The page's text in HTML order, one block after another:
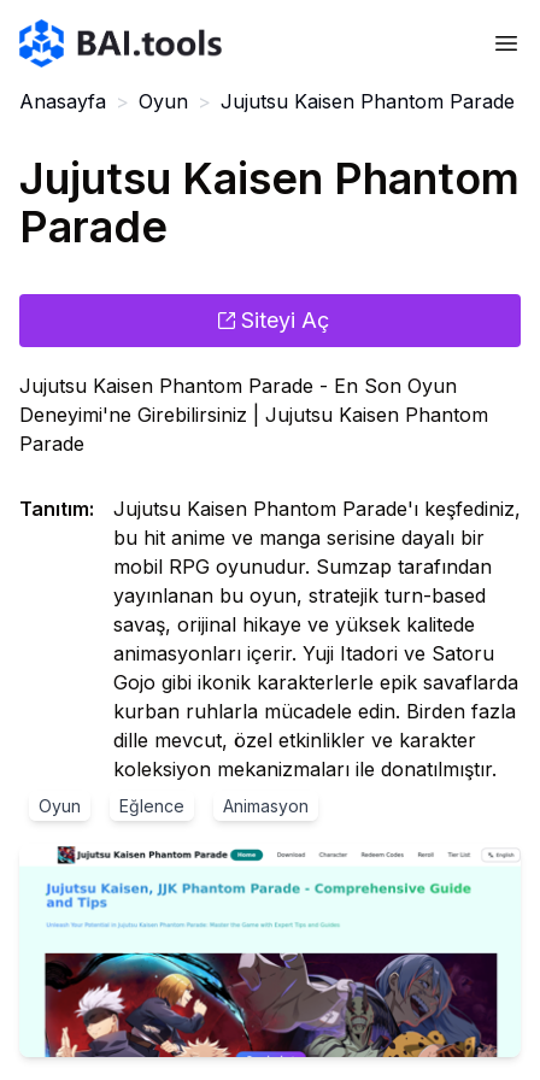
Bai.tools
Anasayfa > Oyun > Jujutsu Kaisen Phantom Parade
Jujutsu Kaisen Phantom
Parade
Siteyi Aç
Jujutsu Kaisen Phantom Parade - En Son Oyun
Deneyimi'ne Girebilirsiniz | Jujutsu Kaisen Phantom
Parade
Tanıtım:
Jujutsu Kaisen Phantom Parade'ı keşfediniz,
bu hit anime ve manga serisine dayalı bir
mobil RPG oyunudur. Sumzap tarafından
yayınlanan bu oyun, stratejik turn-based
savaş, orijinal hikaye ve yüksek kalitede
animasyonları içerir. Yuji Itadori ve Satoru
Gojo gibi ikonik karakterlerle epik savaflarda
kurban ruhlarla mücadele edin. Birden fazla
dille mevcut, özel etkinlikler ve karakter
koleksiyon mekanizmaları ile donatılmıştır.
Oyun Eğlence Animasyon